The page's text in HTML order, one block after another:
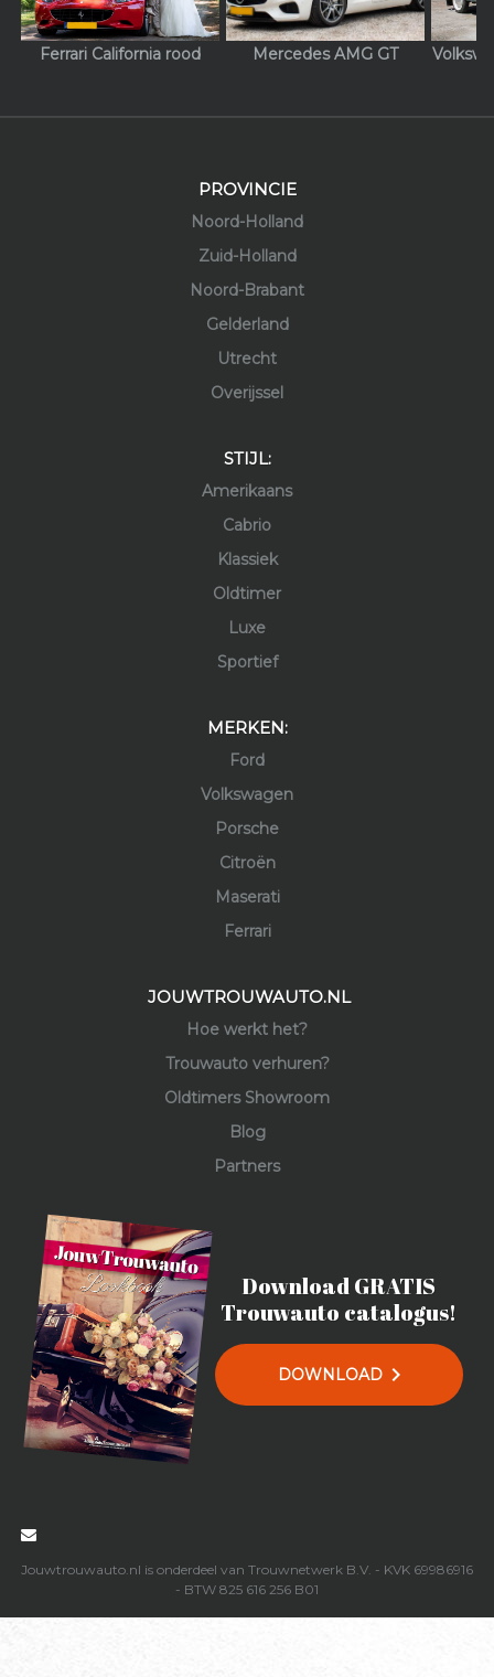
Ferrari California rood Mercedes AMG GT
PROVINCIE
Noord-Holland
Zuid-Holland
Noord-Brabant
Gelderland
Utrecht
Overijssel
STIJL:
Amerikaans
Cabrio
Klassiek
Oldtimer
Luxe
Sportief
MERKEN:
Ford
Volkswagen
Porsche
Citroën
Maserati
Ferrari
JOUWTROUWAUTO.NL
Hoe werkt het?
Trouwauto verhuren?
Oldtimers Showroom
Blog
Partners
Download GRATIS
Trouwauto catalogus!
DOWNLOADchevron_right

Jouwtrouwauto.nl is onderdeel van Trouwnetwerk B.V. - KVK 69986916
- BTW 825 616 256 B01